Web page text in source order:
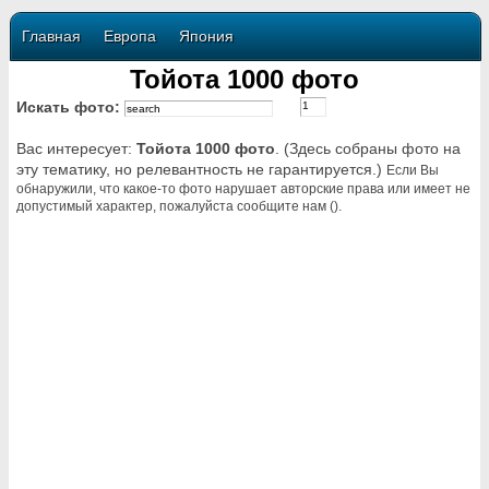
Главная Европа Япония
Тойота 1000 фото
Искать фото:
Вас интересует: Тойота 1000 фото . (Здесь собраны фото на
эту тематику, но релевантность не гарантируется.) Если Вы
обнаружили, что какое-то фото нарушает авторские права или имеет не
допустимый характер, пожалуйста сообщите нам ().